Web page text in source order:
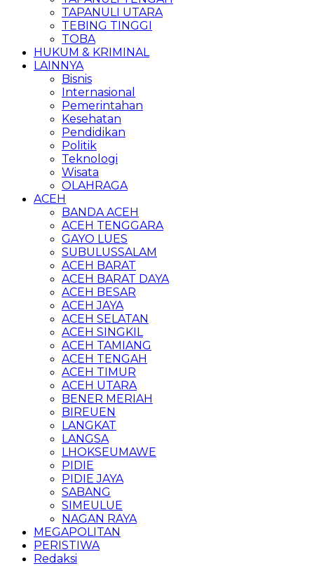
TAPANULI UTARA
TEBING TINGGI
TOBA
HUKUM & KRIMINAL
LAINNYA
Bisnis
Internasional
Pemerintahan
Kesehatan
Pendidikan
Politik
Teknologi
Wisata
OLAHRAGA
ACEH
BANDA ACEH
ACEH TENGGARA
GAYO LUES
SUBULUSSALAM
ACEH BARAT
ACEH BARAT DAYA
ACEH BESAR
ACEH JAYA
ACEH SELATAN
ACEH SINGKIL
ACEH TAMIANG
ACEH TENGAH
ACEH TIMUR
ACEH UTARA
BENER MERIAH
BIREUEN
LANGKAT
LANGSA
LHOKSEUMAWE
PIDIE
PIDIE JAYA
SABANG
SIMEULUE
NAGAN RAYA
MEGAPOLITAN
PERISTIWA
Redaksi